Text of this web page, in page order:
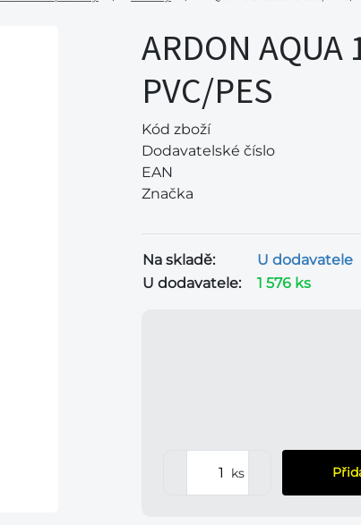
ARDON
PVC/PES
Kód zboží
Dodavatelské číslo
EAN
Značka
Na skladě:
U dodavatele
U dodavatele:
1 576 ks
ks